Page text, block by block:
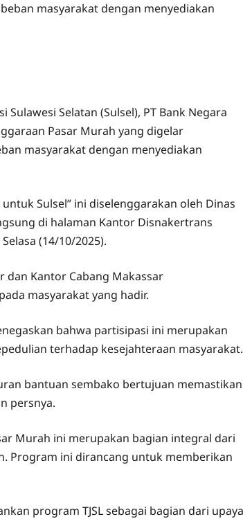
masyarakat dengan menyediakan
Selatan (Sulsel), PT Bank Negara
Pasar Murah yang digelar
masyarakat dengan menyediakan
Sulsel” ini diselenggarakan oleh Dinas
di halaman Kantor Disnakertrans
(14/10/2025).
dan Kantor Cabang Makassar
masyarakat yang hadir.
bahwa partisipasi ini merupakan
terhadap kesejahteraan masyarakat.
bantuan sembako bertujuan memastikan
persnya.
Murah ini merupakan bagian integral dari
Program ini dirancang untuk memberikan
program TJSL sebagai bagian dari upaya